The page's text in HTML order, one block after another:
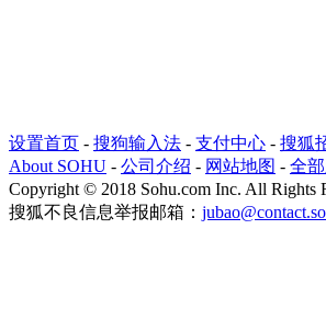
设置首页 - 搜狗输入法 - 支付中心 - 搜狐
About SOHU - 公司介绍 - 网站地图 - 全
Copyright © 2018 Sohu.com Inc. All Rights
搜狐不良信息举报邮箱：